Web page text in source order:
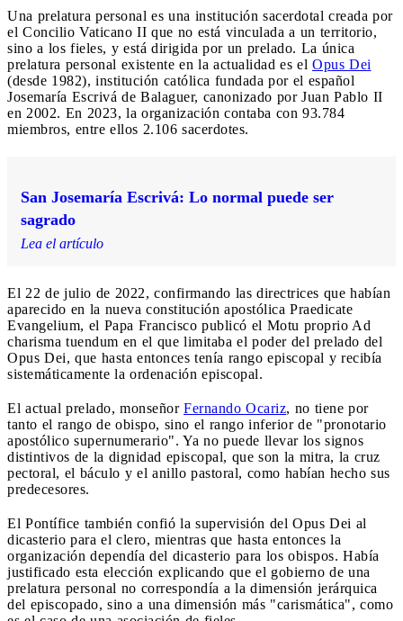
Una prelatura personal es una institución sacerdotal creada por
el Concilio Vaticano II que no está vinculada a un territorio,
sino a los fieles, y está dirigida por un prelado. La única
prelatura personal existente en la actualidad es el Opus Dei
(desde 1982), institución católica fundada por el español
Josemaría Escrivá de Balaguer, canonizado por Juan Pablo II
en 2002. En 2023, la organización contaba con 93.784
miembros, entre ellos 2.106 sacerdotes.
San Josemaría Escrivá: Lo normal puede ser
sagrado
Lea el artículo
El 22 de julio de 2022, confirmando las directrices que habían
aparecido en la nueva constitución apostólica Praedicate
Evangelium, el Papa Francisco publicó el Motu proprio Ad
charisma tuendum en el que limitaba el poder del prelado del
Opus Dei, que hasta entonces tenía rango episcopal y recibía
sistemáticamente la ordenación episcopal.
El actual prelado, monseñor Fernando Ocariz, no tiene por
tanto el rango de obispo, sino el rango inferior de "pronotario
apostólico supernumerario". Ya no puede llevar los signos
distintivos de la dignidad episcopal, que son la mitra, la cruz
pectoral, el báculo y el anillo pastoral, como habían hecho sus
predecesores.
El Pontífice también confió la supervisión del Opus Dei al
dicasterio para el clero, mientras que hasta entonces la
organización dependía del dicasterio para los obispos. Había
justificado esta elección explicando que el gobierno de una
prelatura personal no correspondía a la dimensión jerárquica
del episcopado, sino a una dimensión más "carismática", como